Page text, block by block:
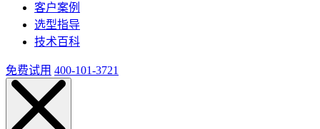
客户案例
选型指导
技术百科
免费试用 400-101-3721